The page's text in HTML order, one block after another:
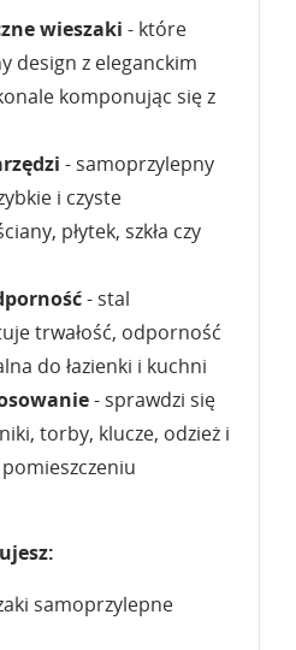
wieszaki - które
design z eleganckim
komponując się z
- samoprzylepny
i czyste
płytek, szkła czy
- stal
trwałość, odporność
do łazienki i kuchni
- sprawdzi się
torby, klucze, odzież i
samoprzylepne